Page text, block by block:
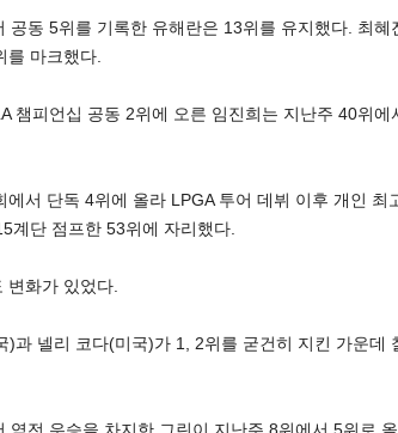
공동 5위를 기록한 유해란은 13위를 유지했다. 최
를 마크했다.
챔피언십 공동 2위에 오른 임진희는 지난주 40위
에서 단독 4위에 올라 LPGA 투어 데뷔 이후 개인 최
계단 점프한 53위에 자리했다.
변화가 있었다.
)과 넬리 코다(미국)가 1, 2위를 굳건히 지킨 가운데